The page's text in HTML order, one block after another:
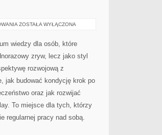
ZAWODY
ZOSTAŁA WYŁĄCZONA
wiedzy dla osób, które
zryw, lecz jako styl
rozwojową z
jak budować kondycję krok po
oraz jak rozwijać
To miejsce dla tych, którzy
regularnej pracy nad sobą.